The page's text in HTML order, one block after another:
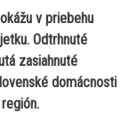
v priebehu
Odtrhnuté
zasiahnuté
domácnosti